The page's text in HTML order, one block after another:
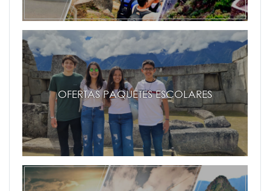
OFERTAS PAQUETES ESCOLARES